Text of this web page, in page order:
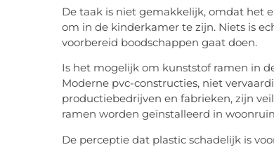
De taak is niet gemakkelijk, omdat het
om in de kinderkamer te zijn. Niets is
voorbereid boodschappen gaat doen.
Is het mogelijk om kunststof ramen in
Moderne pvc-constructies, niet
productiebedrijven en fabrieken, zijn
ramen worden geïnstalleerd in
De perceptie dat plastic schadelijk is